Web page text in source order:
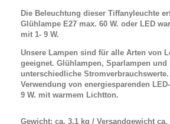
Die Beleuchtung dieser Tiffanyleuchte
Glühlampe E27 max. 60 W. oder LED
mit 1- 9 W.
Unsere Lampen sind für alle Arten von
geeignet. Glühlampen, Sparlampen und
unterschiedliche
Verwendung von energiesparenden
9 W. mit warmem Lichtton.
Gewicht: ca. 3,1 kg / Versandgewicht